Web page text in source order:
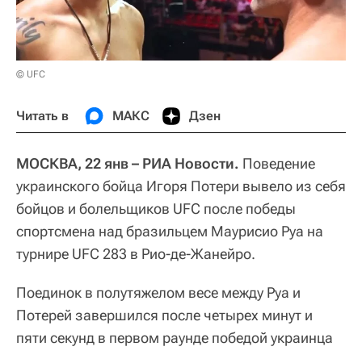
© UFC
Читать в МАКС Дзен
МОСКВА, 22 янв – РИА Новости. Поведение
украинского бойца Игоря Потери вывело из себя
бойцов и болельщиков UFC после победы
спортсмена над бразильцем Маурисио Руа на
турнире UFC 283 в Рио-де-Жанейро.
Поединок в полутяжелом весе между Руа и
Потерей завершился после четырех минут и
пяти секунд в первом раунде победой украинца